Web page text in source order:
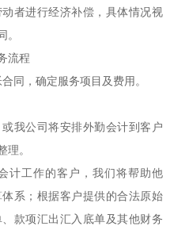
者进行经济补偿，具体情况视
。
流程
同，确定服务项目及费用。
我公司将安排外勤会计到客户
理。
计工作的客户，我们将帮助他
系；根据客户提供的合法原始
款项汇出汇入底单及其他财务